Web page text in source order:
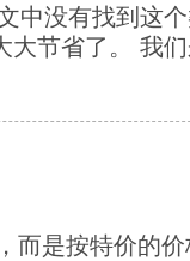
中没有找到这
节省了。 我们
而是按特价的